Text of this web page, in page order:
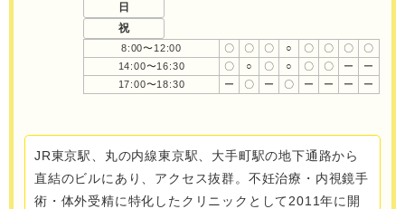
日
祝
8:00〜12:00 〇 〇 〇 ○ 〇 〇 〇
〇
14:00〜16:30
〇 ○ 〇 ○ 〇 〇 ー
ー
17:00〜18:30
ー 〇 ー 〇 ー ー ー ー
JR東京駅、丸の内線東京駅、大手町駅の地下通路から
直結のビルにあり、アクセス抜群。不妊治療・内視鏡手
術・体外受精に特化したクリニックとして2011年に開